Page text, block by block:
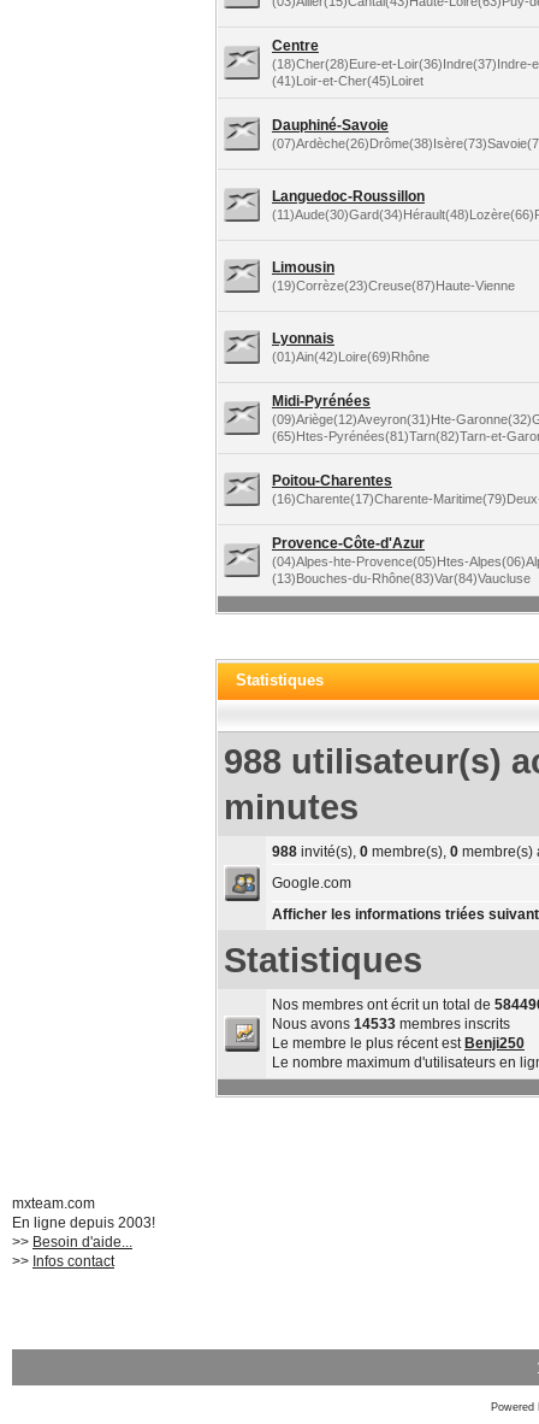
Centre
(18)Cher(28)Eure-et-Loir(36)Indre(37)Indre-
(41)Loir-et-Cher(45)Loiret
Dauphiné-Savoie
Languedoc-Roussillon
Limousin
(19)Corrèze(23)Creuse(87)Haute-Vienne
Lyonnais
(01)Ain(42)Loire(69)Rhône
Midi-Pyrénées
(09)Ariège(12)Aveyron(31)Hte-
(65)Htes-Pyrénées(81)Tarn(82)Tarn-et-
Poitou-Charentes
(16)Charente(17)Charente-
Provence-Côte-d'Azur
(04)Alpes-hte-Provence(05)Htes-
(13)Bouches-du-Rhône(83)Var(84)Vaucluse
Statistiques
988 utilisateur(s)
minutes
988invité(s), 0membre(s), 0membre(s)
Google.com
Afficher les informations triées
Statistiques
Nos membres ont écrit un total de
Nous avons 14533membres inscrits
Le membre le plus récent est Benji250
Le nombre maximum d'utilisateurs en
mxteam.com
En ligne depuis 2003!
>> Besoin d'aide...
>> Infos contact